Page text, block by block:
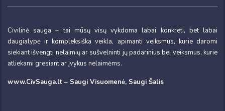
Civilinė sauga – tai mūsų visų vykdoma labai konkreti, bet labai
daugialypė ir kompleksiška veikla, apimanti veiksmus, kurie daromi
siekiant išvengti nelaimių ar sušvelninti jų padarinius bei veiksmus, kurie
atliekami gresiant ar įvykus nelaimėms.
www.CivSauga.lt – Saugi Visuomenė, Saugi Šalis